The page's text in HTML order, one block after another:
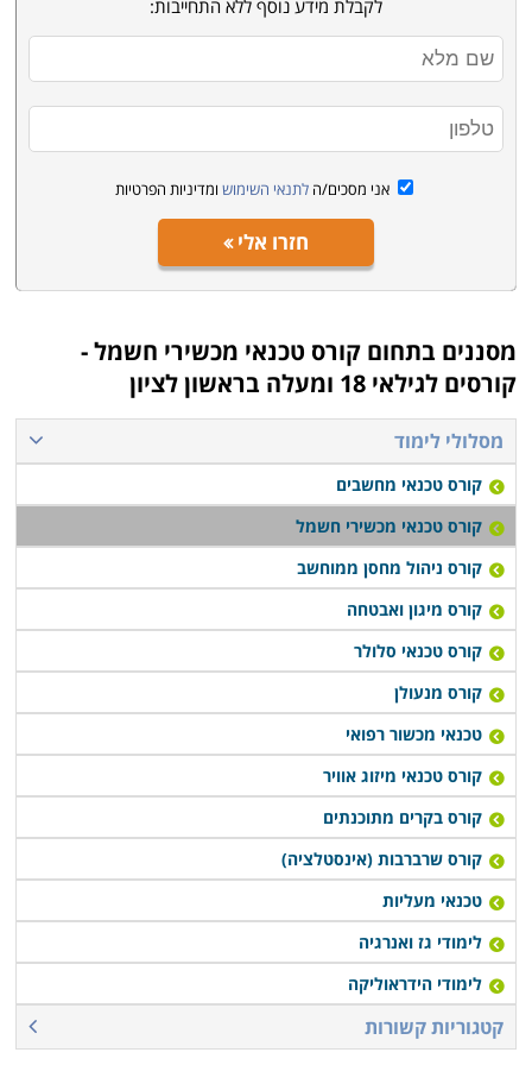
השגת ניסיון פעיל במכשירי החשמל הביתיים הנפוצים.
הקורס מתחיל מהבסיס, כך שאין כל צורך בידע מוקדם כדי
להירשם, ובסיום הקורס ניתן מיידית להשתלב בתחום
כטכנאי.
התמחויות והסמכה - מה לבחור ואיך
בעמודים הבאים באתר תוכלו למצוא מגוון של קורסים
ללימודי המקצוע. חלקם עוסקים בלימוד תיקון של מוצרים
ספציפיים כמו טלויזיות, מערכות גז או בית חכם, אבל רובם
בסביבות חצי שנה, כאשר חלק מהם ניתנים לקיצור לבעלי
רקע קודם בתחומי החשמל והאלקטרוניקה. התעודה בסיום
המסלולים היא פנימית מטעם מוסד הלימוד. שימו לב שאין
תקן מסודר וקבוע, ולא בחינות תקן אחידות מטעם גורם
מפקח משותף, על כן מומלץ לבחון בעיון כל מסלול לימוד כדי
לוודא את העומק והרצינות של ההכשרה. יתרון נוסף
שמציעים אחדים מהם מתבטא בסיוע במציאת עבודה
בתחום עם סיום הלימודים, או רכישת יסודות עסקיים
ושיווקיים שיעזרו לבוגרים לנהל עסק עצמאי זעיר.
קורס טכנאי מכשירי חשמל מתקיים במספר מקומות לימוד
ברחבי הארץ: חיפה, תל אביב, רמת גן, נתניה, פתח תקווה,
כפר סבא ובעוד מספר מקומות אחרים, כך שכמעט כל מי
שרוצה ללמוד קורס מבוקש זה יוכל לעשות זאת בנוחות
בקרבת אזור מגוריו.
לקבלת מידע נוסף ללא התחייבות:
אני מסכים/ה לתנאי השימוש ומדיניות הפרטיות
חזרו אלי
מסננים בתחום קורס טכנאי מכשירי חשמל -
קורסים לגילאי 18 ומעלה בראשון לציון
מסלולי לימוד
קורס טכנאי מחשבים
קורס טכנאי מכשירי חשמל
קורס ניהול מחסן ממוחשב
קורס מיגון ואבטחה
קורס טכנאי סלולר
קורס מנעולן
טכנאי מכשור רפואי
קורס טכנאי מיזוג אוויר
קורס בקרים מתוכנתים
קורס שרברבות (אינסטלציה)
טכנאי מעליות
לימודי גז ואנרגיה
לימודי הידראוליקה
קטגוריות קשורות